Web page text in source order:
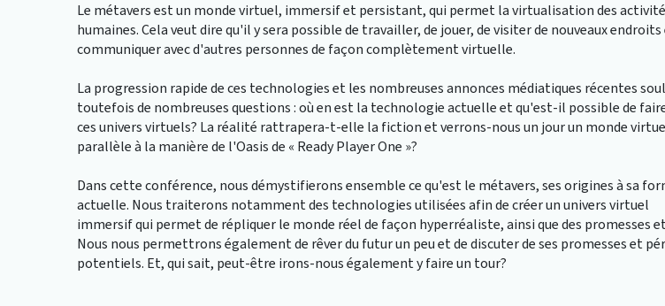
Le métavers est un monde virtuel, immersif et persistant, qui permet la virtualisation des
humaines. Cela veut dire qu'il y sera possible de travailler, de jouer, de visiter de nouveaux endroits
communiquer avec d'autres personnes de façon complètement virtuelle.
La progression rapide de ces technologies et les nombreuses annonces médiatiques récentes
toutefois de nombreuses questions : où en est la technologie actuelle et qu'est-il possible de
ces univers virtuels? La réalité rattrapera-t-elle la fiction et verrons-nous un jour un monde
parallèle à la manière de l'Oasis de « Ready Player One »?
Dans cette conférence, nous démystifierons ensemble ce qu'est le métavers, ses origines à sa
actuelle. Nous traiterons notamment des technologies utilisées afin de créer un univers virtuel
immersif qui permet de répliquer le monde réel de façon hyperréaliste, ainsi que des promesses
Nous nous permettrons également de rêver du futur un peu et de discuter de ses promesses et
potentiels. Et, qui sait, peut-être irons-nous également y faire un tour?